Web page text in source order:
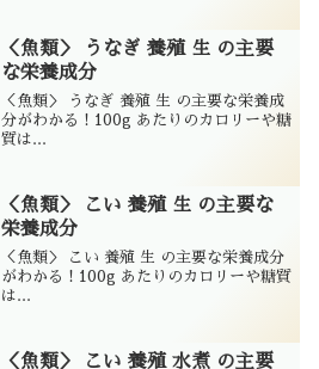
＜魚類＞ うなぎ 養殖 生 の主要
な栄養成分
＜魚類＞ うなぎ 養殖 生 の主要な栄養成
分がわかる！100g あたりのカロリーや糖
質は...
＜魚類＞ こい 養殖 生 の主要な
栄養成分
＜魚類＞ こい 養殖 生 の主要な栄養成分
がわかる！100g あたりのカロリーや糖質
は...
＜魚類＞ こい 養殖 水煮 の主要